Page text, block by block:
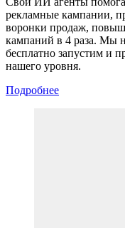
рекламные кампании,
воронки продаж,
кампаний в 4 раза. Мы
бесплатно запустим и
нашего уровня.
Подробнее